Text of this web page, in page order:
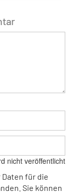
nicht veröffentlicht
für die
Sie können